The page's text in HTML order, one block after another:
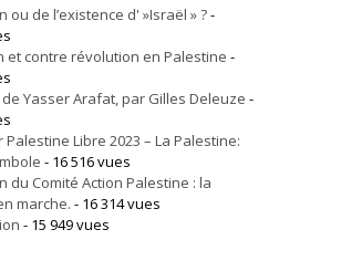
ou de l’existence d' »Israël » ?-
et contre révolution en Palestine -
Yasser Arafat, par Gilles Deleuze -
Palestine Libre 2023 – La Palestine:
- 16 516 vues
du Comité Action Palestine : la
marche. - 16 314 vues
- 15 949 vues